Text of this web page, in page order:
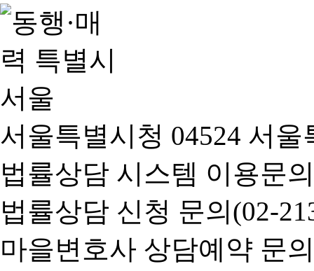
서울특별시청 04524 서
법률상담 시스템 이용문
법률상담 신청 문의(02-
마을변호사 상담예약 문